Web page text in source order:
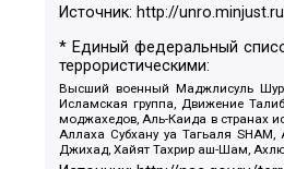
Источник: http://
* Единый федеральный
террористическими:
Высший военный Маджлисуль
Исламская группа, Движение
моджахедов, Аль-Каида в странах
Аллаха Субхану уа Тагьаля
Джихад, Хайят Тахрир аш-Шам,